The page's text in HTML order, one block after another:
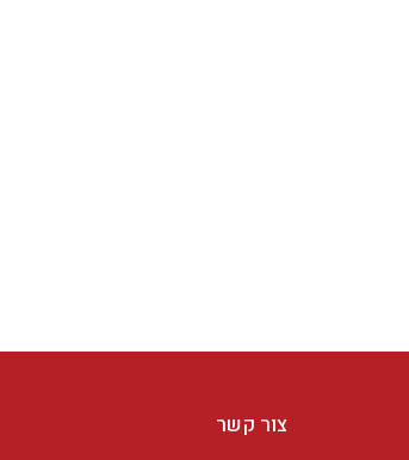
צור קשר